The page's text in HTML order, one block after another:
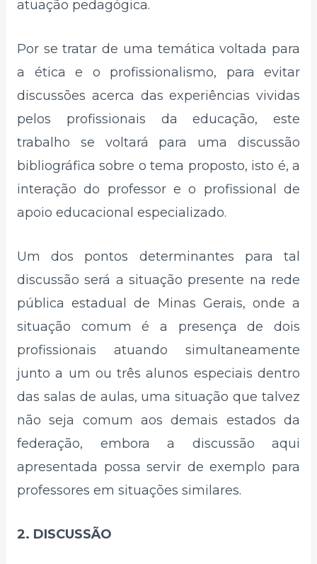
atuação pedagógica.
Por se tratar de uma temática voltada para
a ética e o profissionalismo, para evitar
discussões acerca das experiências vividas
pelos profissionais da educação, este
trabalho se voltará para uma discussão
bibliográfica sobre o tema proposto, isto é, a
interação do professor e o profissional de
apoio educacional especializado.
Um dos pontos determinantes para tal
discussão será a situação presente na rede
pública estadual de Minas Gerais, onde a
situação comum é a presença de dois
profissionais atuando simultaneamente
junto a um ou três alunos especiais dentro
das salas de aulas, uma situação que talvez
não seja comum aos demais estados da
federação, embora a discussão aqui
apresentada possa servir de exemplo para
professores em situações similares.
2. DISCUSSÃO